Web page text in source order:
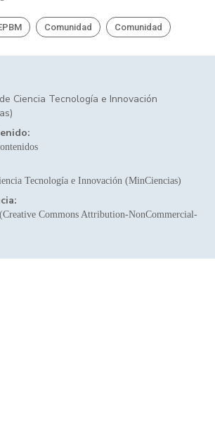
Comunidad Comunidad
Ciencia Tecnología e Innovación
Tecnología e Innovación (MinCiencias)
Commons Attribution-NonCommercial-